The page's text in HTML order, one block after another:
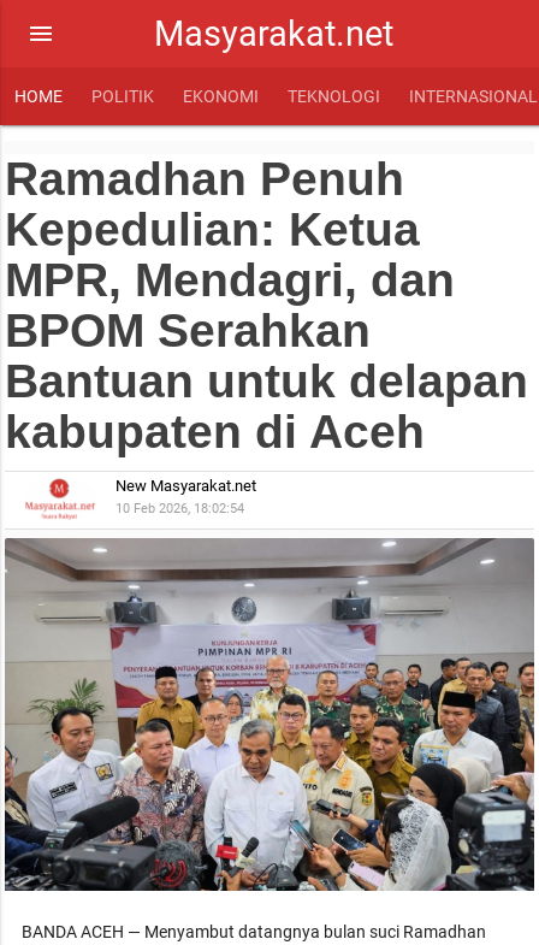
Masyarakat.net
menu
HOME POLITIK EKONOMI TEKNOLOGI INTERNASIONAL
Ramadhan Penuh
Kepedulian: Ketua
MPR, Mendagri, dan
BPOM Serahkan
Bantuan untuk delapan
kabupaten di Aceh
New Masyarakat.net
10 Feb 2026, 18:02:54
BANDA ACEH — Menyambut datangnya bulan suci Ramadhan